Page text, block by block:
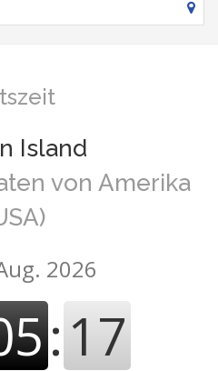
Island
von Amerika
2026
:18